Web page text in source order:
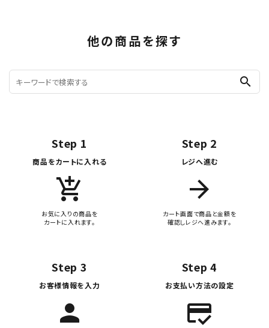
他の商品を探す
search
Step 1
商品をカートに入れる
add_shopping_cart
お気に入りの商品を
カートに入れます。
Step 2
レジへ進む
arrow_forward
カート画面で商品と金額を
確認しレジへ進みます。
Step 3
お客様情報を入力
person
Step 4
お支払い方法の設定
credit_score